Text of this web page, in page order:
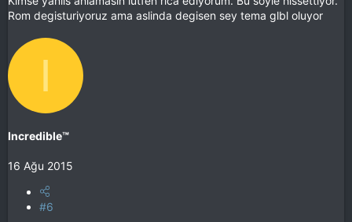
Rom degisturiyoruz ama aslinda degisen sey tema glbl oluyor
I
Incredible™
16 Ağu 2015
#6